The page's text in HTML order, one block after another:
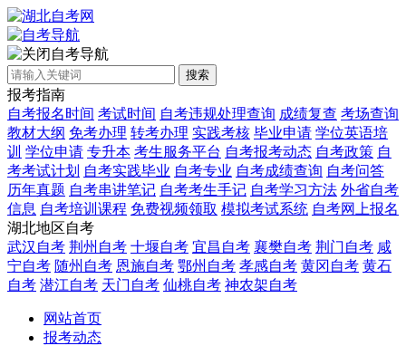
自考导航
搜索
报考指南
自考报名时间 考试时间 自考违规处理查询 成绩复查 考场查询
教材大纲 免考办理 转考办理 实践考核 毕业申请 学位英语培
训 学位申请 专升本 考生服务平台 自考报考动态 自考政策 自
考考试计划 自考实践毕业 自考专业 自考成绩查询 自考问答
历年真题 自考串讲笔记 自考考生手记 自考学习方法 外省自考
信息 自考培训课程 免费视频领取 模拟考试系统 自考网上报名
湖北地区自考
武汉自考 荆州自考 十堰自考 宜昌自考 襄樊自考 荆门自考 咸
宁自考 随州自考 恩施自考 鄂州自考 孝感自考 黄冈自考 黄石
自考 潜江自考 天门自考 仙桃自考 神农架自考
网站首页
报考动态